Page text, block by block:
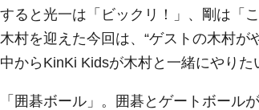
ると光一は「ビックリ！」、剛は「
村を迎えた今回は、“ゲストの木村が
からKinKi Kidsが木村と一緒にやりた
囲碁ボール」。囲碁とゲートボール